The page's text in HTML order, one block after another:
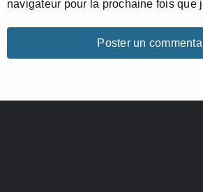
navigateur pour la prochaine fois que